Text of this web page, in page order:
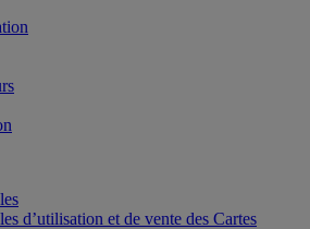
d’utilisation et de vente des Cartes